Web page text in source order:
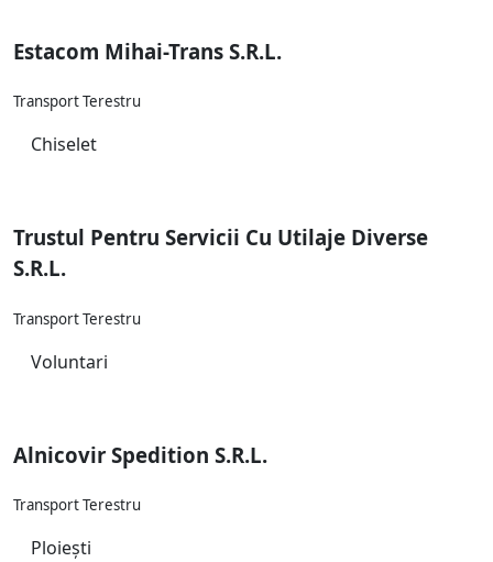
Estacom Mihai-Trans S.R.L.
Transport Terestru
Chiselet
Trustul Pentru Servicii Cu Utilaje Diverse
S.R.L.
Transport Terestru
Voluntari
Alnicovir Spedition S.R.L.
Transport Terestru
Ploiești